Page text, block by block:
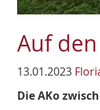
Auf
13.01.2023
Die AKo